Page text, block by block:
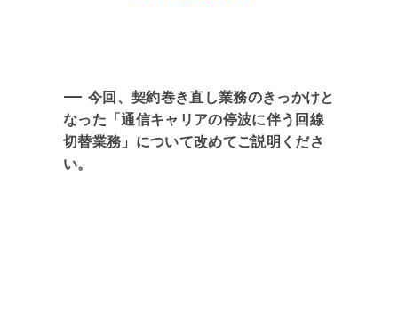
今回、契約巻き直し業務のきっかけと
なった「通信キャリアの停波に伴う回線
切替業務」について改めてご説明くださ
い。